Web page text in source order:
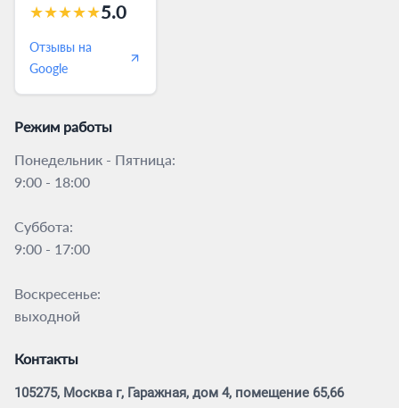
★★★★★5.0
Отзывы на
Google
Режим работы
Понедельник - Пятница:
9:00 - 18:00
Суббота:
9:00 - 17:00
Воскресенье:
выходной
Контакты
105275, Москва г, Гаражная, дом 4, помещение 65,66